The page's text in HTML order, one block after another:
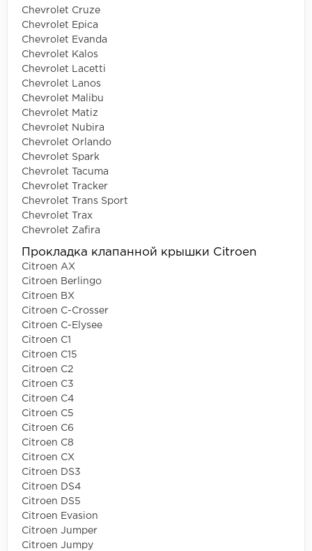
Chevrolet Cruze
Chevrolet Epica
Chevrolet Evanda
Chevrolet Kalos
Chevrolet Lacetti
Chevrolet Lanos
Chevrolet Malibu
Chevrolet Matiz
Chevrolet Nubira
Chevrolet Orlando
Chevrolet Spark
Chevrolet Tacuma
Chevrolet Tracker
Chevrolet Trans Sport
Chevrolet Trax
Chevrolet Zafira
Прокладка клапанной крышки Citroen
Citroen AX
Citroen Berlingo
Citroen BX
Citroen C-Crosser
Citroen C-Elysee
Citroen C1
Citroen C15
Citroen C2
Citroen C3
Citroen C4
Citroen C5
Citroen C6
Citroen C8
Citroen CX
Citroen DS3
Citroen DS4
Citroen DS5
Citroen Evasion
Citroen Jumper
Citroen Jumpy